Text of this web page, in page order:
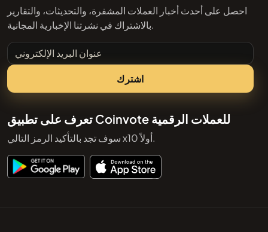
احصل على أحدث أخبار العملات المشفرة، والتحديثات، والتقارير
بالاشتراك في نشرتنا الإخبارية المجانية.
عنوان البريد الإلكتروني
اشترك
تعرف على تطبيق Coinvote للعملات الرقمية
سوف تجد بالتأكيد الرمز التالي x10 أولاً.